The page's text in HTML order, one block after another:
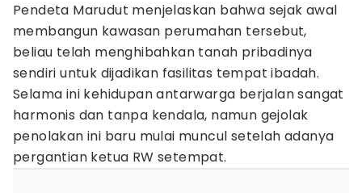
Pendeta Marudut menjelaskan bahwa sejak awal
membangun kawasan perumahan tersebut,
beliau telah menghibahkan tanah pribadinya
sendiri untuk dijadikan fasilitas tempat ibadah.
Selama ini kehidupan antarwarga berjalan sangat
harmonis dan tanpa kendala, namun gejolak
penolakan ini baru mulai muncul setelah adanya
pergantian ketua RW setempat.